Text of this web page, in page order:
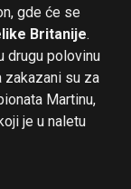
gde će se
Britanije.
drugu polovinu
zakazani su za
Martinu,
je u naletu